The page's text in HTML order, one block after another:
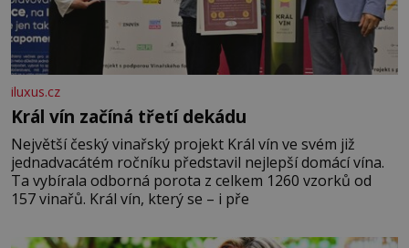
iluxus.cz
Král vín začíná třetí dekádu
Největší český vinařský projekt Král vín ve svém již
jednadvacátém ročníku představil nejlepší domácí vína.
Ta vybírala odborná porota z celkem 1260 vzorků od
157 vinařů. Král vín, který se – i pře